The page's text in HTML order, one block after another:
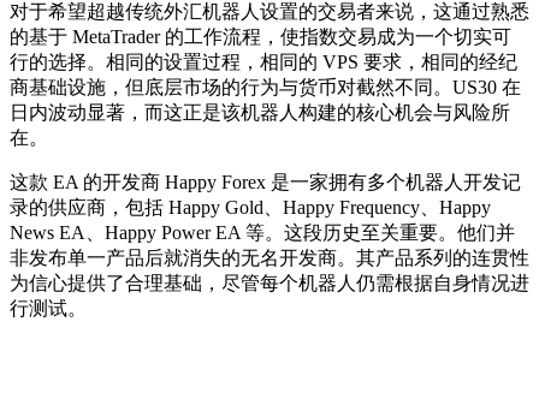
对于希望超越传统外汇机器人设置的交易者来说，这通过熟悉
的基于 MetaTrader 的工作流程，使指数交易成为一个切实可
行的选择。相同的设置过程，相同的 VPS 要求，相同的经纪
商基础设施，但底层市场的行为与货币对截然不同。US30 在
日内波动显著，而这正是该机器人构建的核心机会与风险所
在。
这款 EA 的开发商 Happy Forex 是一家拥有多个机器人开发记
录的供应商，包括 Happy Gold、Happy Frequency、Happy
News EA、Happy Power EA 等。这段历史至关重要。他们并
非发布单一产品后就消失的无名开发商。其产品系列的连贯性
为信心提供了合理基础，尽管每个机器人仍需根据自身情况进
行测试。